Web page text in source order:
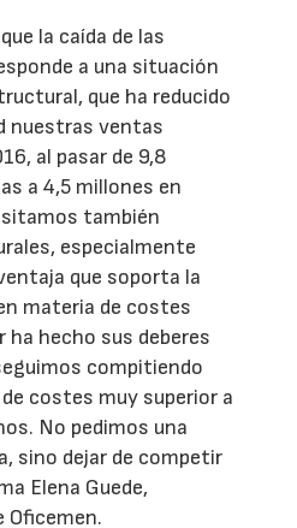
la caída de las
a una situación
que ha reducido
nuestras ventas
al pasar de 9,8
a 4,5 millones en
también
especialmente
que soporta la
materia de costes
hecho sus deberes
compitiendo
costes muy superior a
No pedimos una
sino dejar de competir
Elena Guede,
Oficemen.